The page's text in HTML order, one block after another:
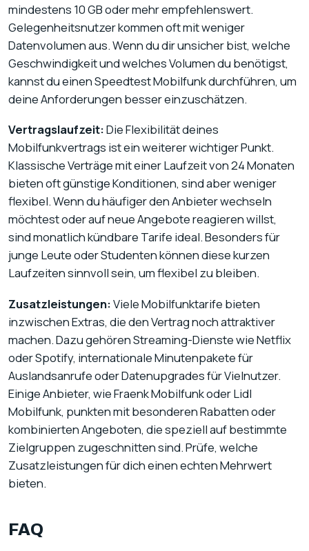
mindestens 10 GB oder mehr empfehlenswert.
Gelegenheitsnutzer kommen oft mit weniger
Datenvolumen aus. Wenn du dir unsicher bist, welche
Geschwindigkeit und welches Volumen du benötigst,
kannst du einen Speedtest Mobilfunk durchführen, um
deine Anforderungen besser einzuschätzen.
Vertragslaufzeit:Die Flexibilität deines
Mobilfunkvertrags ist ein weiterer wichtiger Punkt.
Klassische Verträge mit einer Laufzeit von 24 Monaten
bieten oft günstige Konditionen, sind aber weniger
flexibel. Wenn du häufiger den Anbieter wechseln
möchtest oder auf neue Angebote reagieren willst,
sind monatlich kündbare Tarife ideal. Besonders für
junge Leute oder Studenten können diese kurzen
Laufzeiten sinnvoll sein, um flexibel zu bleiben.
Zusatzleistungen:Viele Mobilfunktarife bieten
inzwischen Extras, die den Vertrag noch attraktiver
machen. Dazu gehören Streaming-Dienste wie Netflix
oder Spotify, internationale Minutenpakete für
Auslandsanrufe oder Datenupgrades für Vielnutzer.
Einige Anbieter, wie Fraenk Mobilfunk oder Lidl
Mobilfunk, punkten mit besonderen Rabatten oder
kombinierten Angeboten, die speziell auf bestimmte
Zielgruppen zugeschnitten sind. Prüfe, welche
Zusatzleistungen für dich einen echten Mehrwert
bieten.
FAQ